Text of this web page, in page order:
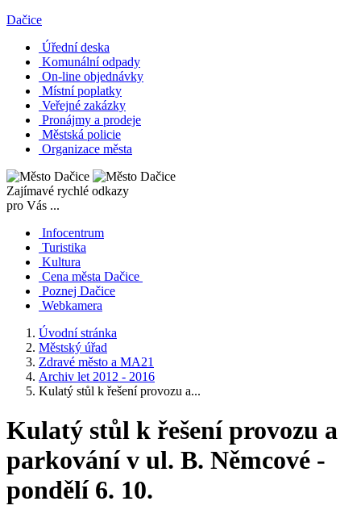
Dačice
Úřední deska
Komunální odpady
On-line objednávky
Místní poplatky
Veřejné zakázky
Pronájmy a prodeje
Městská policie
Organizace města
Zajímavé rychlé odkazy
pro Vás ...
Infocentrum
Turistika
Kultura
Cena města Dačice
Poznej Dačice
Webkamera
Úvodní stránka
Městský úřad
Zdravé město a MA21
Archiv let 2012 - 2016
Kulatý stůl k řešení provozu a...
Kulatý stůl k řešení provozu a
parkování v ul. B. Němcové -
pondělí 6. 10.